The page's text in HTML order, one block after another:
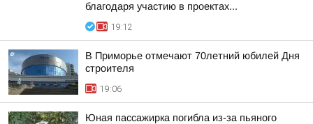
благодаря участию в проектах...
19:12
В Приморье отмечают 70летний юбилей Дня
строителя
19:06
Юная пассажирка погибла из-за пьяного